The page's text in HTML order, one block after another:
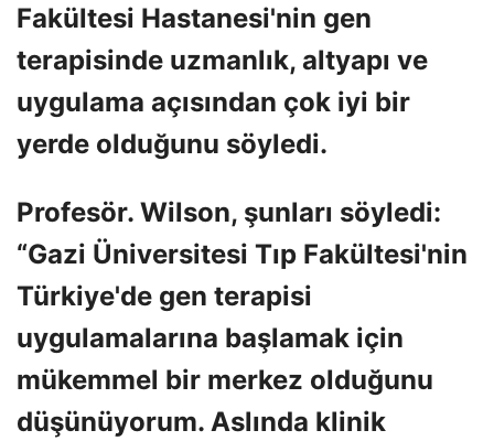
Fakültesi Hastanesi'nin gen
terapisinde uzmanlık, altyapı ve
uygulama açısından çok iyi bir
yerde olduğunu söyledi.
Profesör. Wilson, şunları söyledi:
“Gazi Üniversitesi Tıp Fakültesi'nin
Türkiye'de gen terapisi
uygulamalarına başlamak için
mükemmel bir merkez olduğunu
düşünüyorum. Aslında klinik